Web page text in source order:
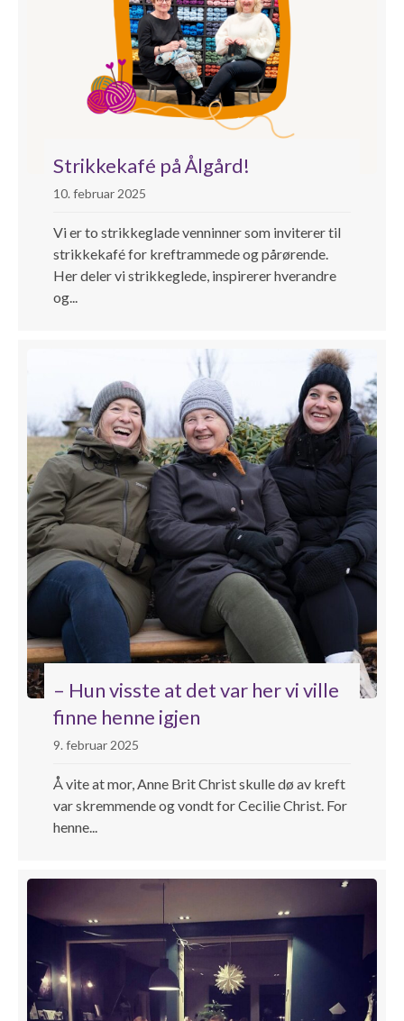
Strikkekafé på Ålgård!
10. februar 2025
Vi er to strikkeglade venninner som inviterer til
strikkekafé for kreftrammede og pårørende.
Her deler vi strikkeglede, inspirerer hverandre
og...
– Hun visste at det var her vi ville
finne henne igjen
9. februar 2025
Å vite at mor, Anne Brit Christ skulle dø av kreft
var skremmende og vondt for Cecilie Christ. For
henne...